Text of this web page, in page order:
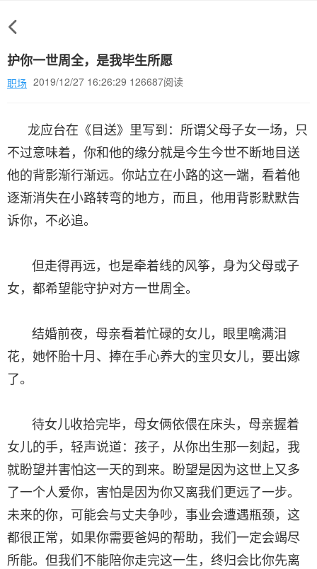
护你一世周全，是我毕生所愿
职场 2019/12/27 16:26:29 126687阅读
龙应台在《目送》里写到：所谓父母子女一场，只
不过意味着，你和他的缘分就是今生今世不断地目送
他的背影渐行渐远。你站立在小路的这一端，看着他
逐渐消失在小路转弯的地方，而且，他用背影默默告
诉你，不必追。
但走得再远，也是牵着线的风筝，身为父母或子
女，都希望能守护对方一世周全。
结婚前夜，母亲看着忙碌的女儿，眼里噙满泪
花，她怀胎十月、捧在手心养大的宝贝女儿，要出嫁
了。
待女儿收拾完毕，母女俩依偎在床头，母亲握着
女儿的手，轻声说道：孩子，从你出生那一刻起，我
就盼望并害怕这一天的到来。盼望是因为这世上又多
了一个人爱你，害怕是因为你又离我们更远了一步。
未来的你，可能会与丈夫争吵，事业会遭遇瓶颈，这
都很正常，如果你需要爸妈的帮助，我们一定会竭尽
所能。但我们不能陪你走完这一生，终归会比你先离